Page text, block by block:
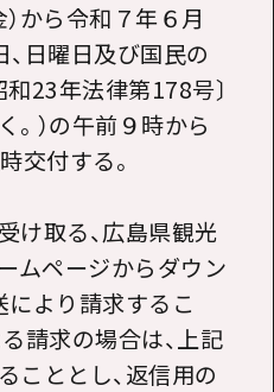
から令和７年６月
、日曜日及び国民の
23年法律第178号〕
）の午前９時から
交付する。
け取る、広島県観光
ムページからダウン
により請求するこ
請求の場合は、上記
こととし、返信用の